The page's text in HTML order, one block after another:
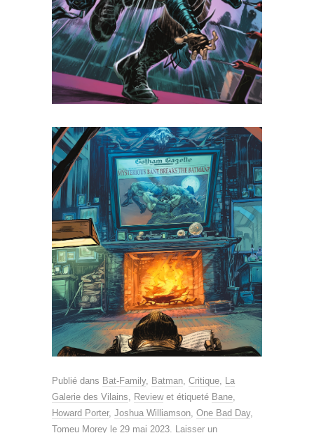
Publié dans Bat-Family, Batman Critique La
Galerie des Vilains
Reviewet étiqueté Bane
Howard Porter, Joshua Williamson One Bad Day,
Tomeu Morey le 29 mai 2023 Laisser un